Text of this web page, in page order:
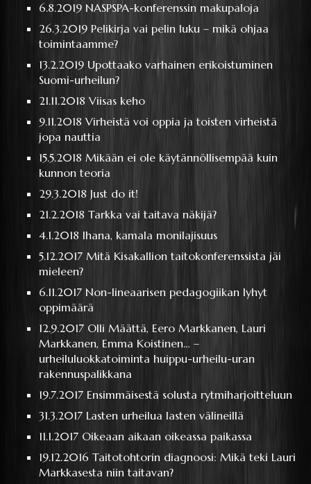
6.8.2019 NASPSPA-konferenssin makupaloja
26.3.2019Pelikirja vai pelin luku – mikä ohjaa
toimintaamme?
13.2.2019 Upottaako varhainen erikoistuminen
Suomi-urheilun?
21.11.2018Viisas keho
9.11.2018Virheistä voi oppia ja toisten virheistä
jopa nauttia
15.5.2018Mikään ei ole käytännöllisempää kuin
kunnon teoria
29.3.2018 Just do it!
21.2.2018Tarkka vai taitava näkijä?
4.1.2018 Ihana, kamala monilajisuus
5.12.2017Mitä Kisakallion taitokonferenssista jäi
mieleen?
6.11.2017Non-lineaarisen pedagogiikan lyhyt
oppimäärä
12.9.2017 Olli Määttä, Eero Markkanen, Lauri
Markkanen, Emma Koistinen… –
urheiluluokkatoiminta huippu-urheilu-uran
rakennuspalikkana
19.7.2017 Ensimmäisestä solusta rytmiharjoitteluun
31.3.2017Lasten urheilua lasten välineillä
11.1.2017 Oikeaan aikaan oikeassa paikassa
19.12.2016Taitotohtorin diagnoosi: Mikä teki Lauri
Markkasesta niin taitavan?